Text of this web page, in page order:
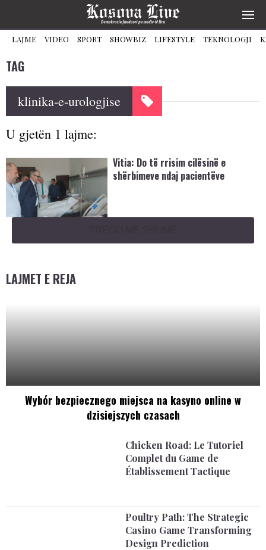
LAJME VIDEO SPORT SHOWBIZ LIFESTYLE TEKNOLOGJI
TAG
klinika-e-urologjise
U gjetën 1 lajme:
Vitia: Do të rrisim cilësinë e
shërbimeve ndaj pacientëve
LAJMET E REJA
Wybór bezpiecznego miejsca na kasyno online w
dzisiejszych czasach
Chicken Road: Le Tutoriel
Complet du Game de
Établissement Tactique
Poultry Path: The Strategic
Casino Game Transforming
Design Prediction